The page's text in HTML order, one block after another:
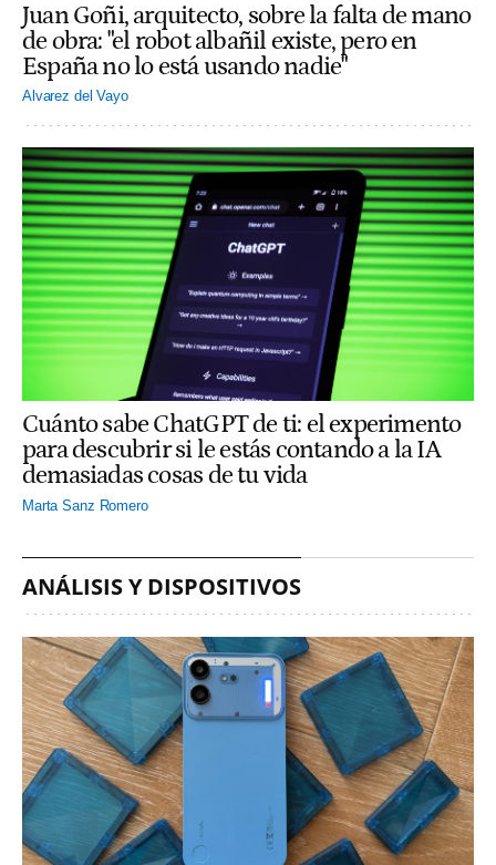
Juan Goñi, arquitecto, sobre la falta de mano
de obra: "el robot albañil existe, pero en
España no lo está usando nadie"
Alvarez del Vayo
Cuánto sabe ChatGPT de ti: el experimento
para descubrir si le estás contando a la IA
demasiadas cosas de tu vida
Marta Sanz Romero
ANÁLISIS Y DISPOSITIVOS